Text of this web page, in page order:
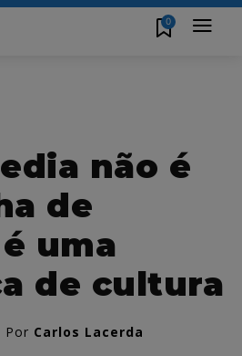
0
não é
de
uma
de cultura
Por Carlos Lacerda